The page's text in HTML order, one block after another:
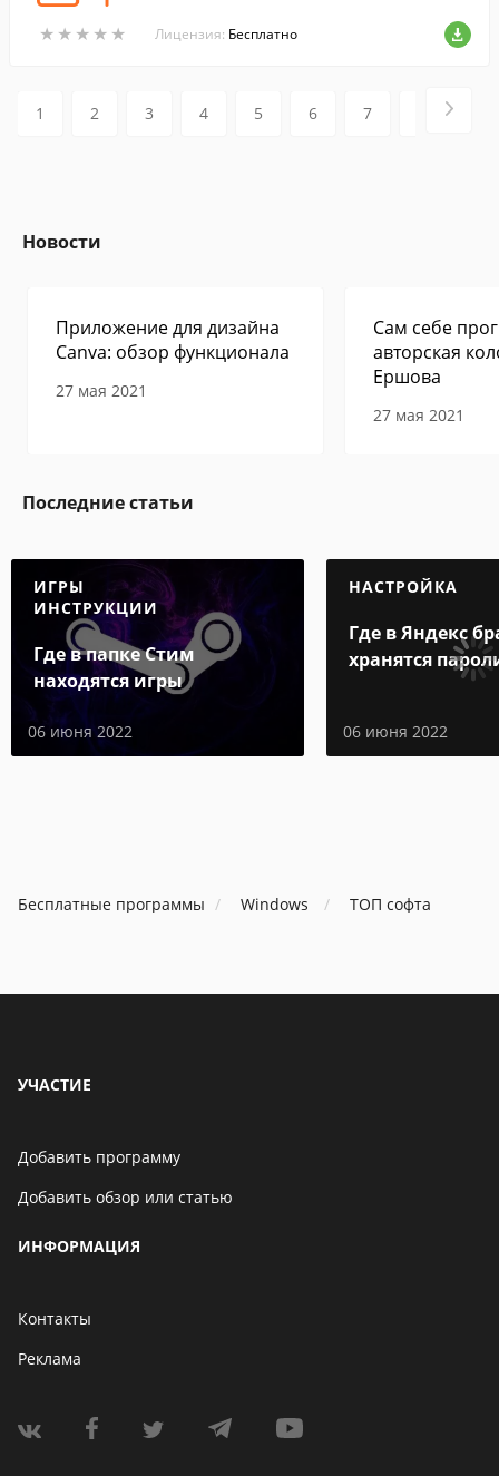
★ ★ ★ ★ ★
★ ★ ★ ★ ★
реестра.
Лицензия: Бесплатно
1 2 3 4 5 6 7
Новости
Приложение для дизайна
Canva: обзор функционала
27 мая 2021
Сам себе
авторская
Ершова
27 мая 2021
Последние статьи
ИГРЫ
ИНСТРУКЦИИ
Где в папке Стим
находятся игры
06 июня 2022
НАСТРОЙКА
Где в Яндекс
хранятся
06 июня 2022
Бесплатные программы Windows ТОП софта
УЧАСТИЕ
Добавить программу
Добавить обзор или статью
ИНФОРМАЦИЯ
Контакты
Реклама